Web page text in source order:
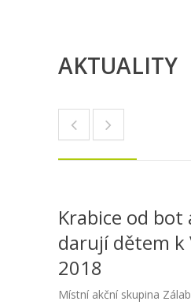
AKTUALITY
Krabice od bot
darují dětem k
2018
Místní akční skupina